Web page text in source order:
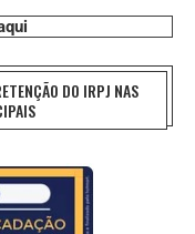
DO IRPJ NAS